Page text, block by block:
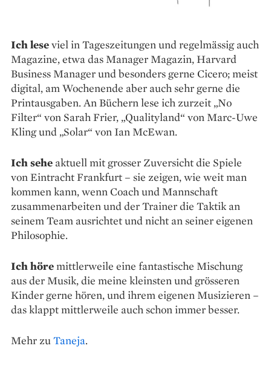
Ich leseviel in Tageszeitungen und regelmässig auch
Magazine, etwa das Manager Magazin, Harvard
Business Manager und besonders gerne Cicero; meist
digital, am Wochenende aber auch sehr gerne die
Printausgaben. An Büchern lese ich zurzeit „No
Filter“ von Sarah Frier, „Qualityland“ von Marc-Uwe
Kling und „Solar“ von Ian McEwan.
Ich sehe aktuell mit grosser Zuversicht die Spiele
von Eintracht Frankfurt – sie zeigen, wie weit man
kommen kann, wenn Coach und Mannschaft
zusammenarbeiten und der Trainer die Taktik an
seinem Team ausrichtet und nicht an seiner eigenen
Philosophie.
Ich höremittlerweile eine fantastische Mischung
aus der Musik, die meine kleinsten und grösseren
Kinder gerne hören, und ihrem eigenen Musizieren –
das klappt mittler­weile auch schon immer besser.
Mehr zuTaneja.